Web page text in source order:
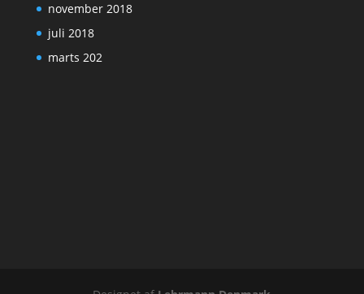
november 2018
juli 2018
marts 202